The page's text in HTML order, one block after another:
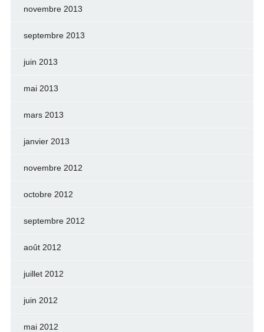
novembre 2013
septembre 2013
juin 2013
mai 2013
mars 2013
janvier 2013
novembre 2012
octobre 2012
septembre 2012
août 2012
juillet 2012
juin 2012
mai 2012